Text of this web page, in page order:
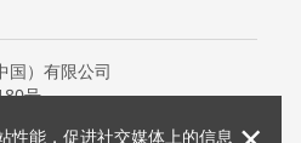
性能，促进社交媒体上的信息
国）有限公司
号